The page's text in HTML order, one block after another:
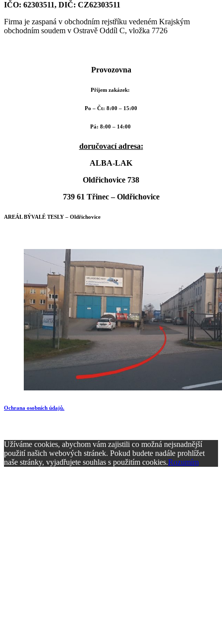
IČO: 62303511, DIČ: CZ62303511
Firma je zaspaná v obchodním rejstříku vedeném Krajským
obchodním soudem v Ostravě Oddíl C, vložka 7726
Provozovna
Příjem zakázek:
Po – Čt: 8:00 – 15:00
Pá: 8:00 – 14:00
doručovací adresa:
ALBA-LAK
Oldřichovice 738
739 61 Třinec – Oldřichovice
AREÁL BÝVALÉ TESLY – Oldřichovice
Ochrana osobních údajů.
Užíváme cookies, abychom vám zajistili co možná nejsnadnější
použití našich webových stránek. Pokud budete nadále prohlížet
naše stránky, vyjadřujete souhlas s použitím cookies.Rozumím